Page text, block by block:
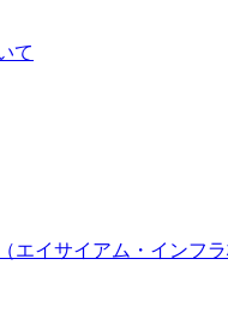
て
エイサイアム・インフ